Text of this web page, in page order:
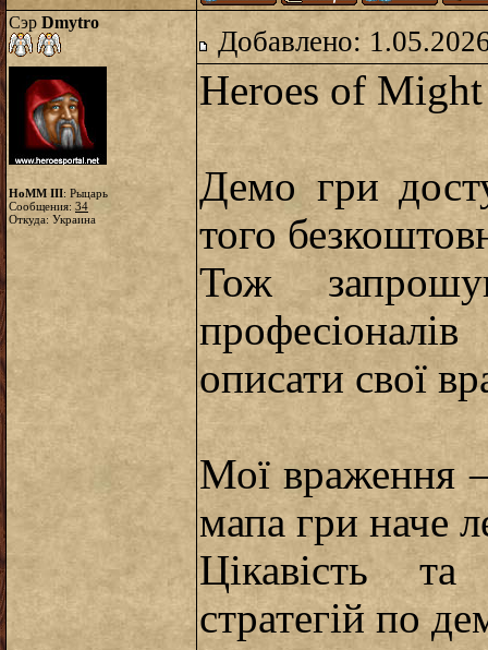
Сэр Dmytro
HoMM III: Рыцарь
Сообщения: 34
Откуда: Украина
Добавлено:
Heroes of
Демо гри
того
Тож
описати свої
Мої враження
мапа гри наче
Цікавість та
стратегій по